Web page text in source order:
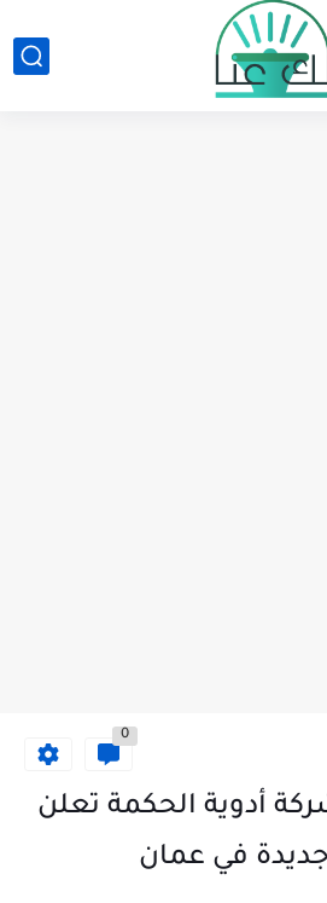
0
أدوية الحكمة تعلن
في عمان